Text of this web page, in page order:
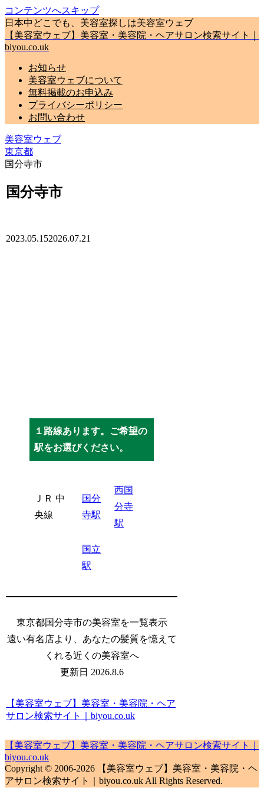
コンテンツへスキップ
日本中どこでも、美容室探しは美容室ウェブ
【美容室ウェブ】美容室・美容院・ヘアサロン検索サイト｜
biyou.co.uk
お知らせ
美容室ウェブについて
無料掲載のお申込み
プライバシーポリシー
お問い合わせ
美容室ウェブ
東京都
国分寺市
国分寺市
2023.05.152026.07.21
１路線あります。ご希望の
駅をお選びください。
ＪＲ 中
央線
国分
寺駅
西国
分寺
駅
国立
駅
東京都国分寺市の美容室を一覧表示
遠い有名店より、あなたの髪質を憶えて
くれる近くの美容室へ
更新日 2026.8.6
【美容室ウェブ】美容室・美容院・ヘア
サロン検索サイト｜biyou.co.uk
【美容室ウェブ】美容室・美容院・ヘアサロン検索サイト｜
biyou.co.uk
Copyright © 2006-2026 【美容室ウェブ】美容室・美容院・ヘ
アサロン検索サイト｜biyou.co.uk All Rights Reserved.